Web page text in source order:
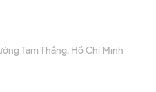
Tam Thắng, Hồ Chí Minh